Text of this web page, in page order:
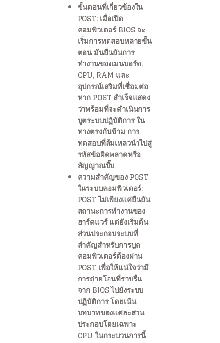
ขั้นตอนที่เกี่ยวข้องใน
POST: เมื่อเปิด
คอมพิวเตอร์ BIOS จะ
เริ่มการทดสอบหลายขั้น
ตอน มันยืนยันการ
ทำงานของเมนบอร์ด,
CPU, RAM และ
อุปกรณ์เสริมที่เชื่อมต่อ
หาก POST สำเร็จแสดง
ว่าพร้อมที่จะดำเนินการ
บูตระบบปฏิบัติการ ใน
ทางตรงกันข้าม การ
ทดสอบที่ล้มเหลวนำไปสู่
รหัสข้อผิดพลาดหรือ
สัญญาณบี๊บ
ความสำคัญของ POST
ในระบบคอมพิวเตอร์:
POST ไม่เพียงแค่ยืนยัน
สถานะการทำงานของ
ฮาร์ดแวร์ แต่ยังเริ่มต้น
ส่วนประกอบระบบที่
สำคัญสำหรับการบูต
คอมพิวเตอร์ต้องผ่าน
POST เพื่อให้แน่ใจว่ามี
การถ่ายโอนที่ราบรื่น
จาก BIOS ไปยังระบบ
ปฏิบัติการ โดยเน้น
บทบาทของแต่ละส่วน
ประกอบโดยเฉพาะ
CPU ในกระบวนการนี้